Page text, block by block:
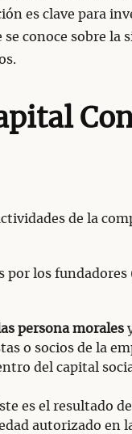
es clave para
conoce sobre la
de la
por los fundadores
persona morales
o socios de la
del capital
es el resultado
autorizado en